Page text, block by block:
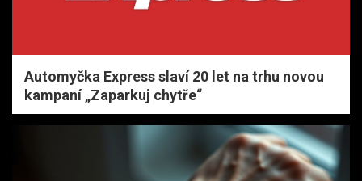
Automyčka Express slaví 20 let na trhu novou
kampaní „Zaparkuj chytře“